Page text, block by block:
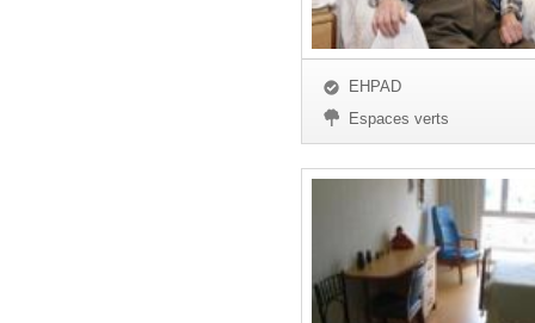
EHPAD
Espaces verts